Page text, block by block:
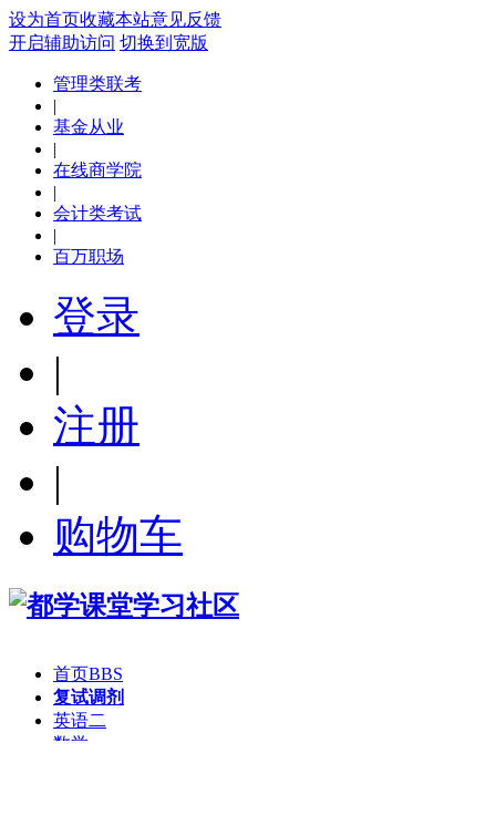
设为首页收藏本站意见反馈
开启辅助访问 切换到宽版
管理类联考
|
基金从业
|
在线商学院
|
会计类考试
|
百万职场
登录
|
注册
|
购物车
首页BBS
复试调剂
英语二
数学